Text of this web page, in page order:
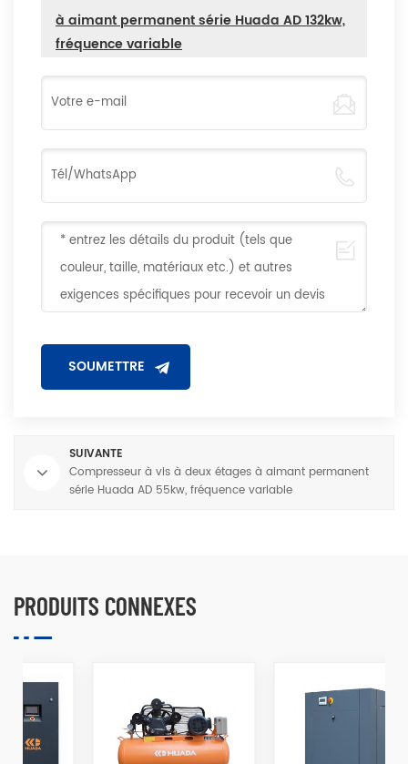
à aimant permanent série Huada AD 132kw,
fréquence variable
SUIVANTE
Compresseur à vis à deux étages à aimant permanent
série Huada AD 55kw, fréquence variable
PRODUITS CONNEXES